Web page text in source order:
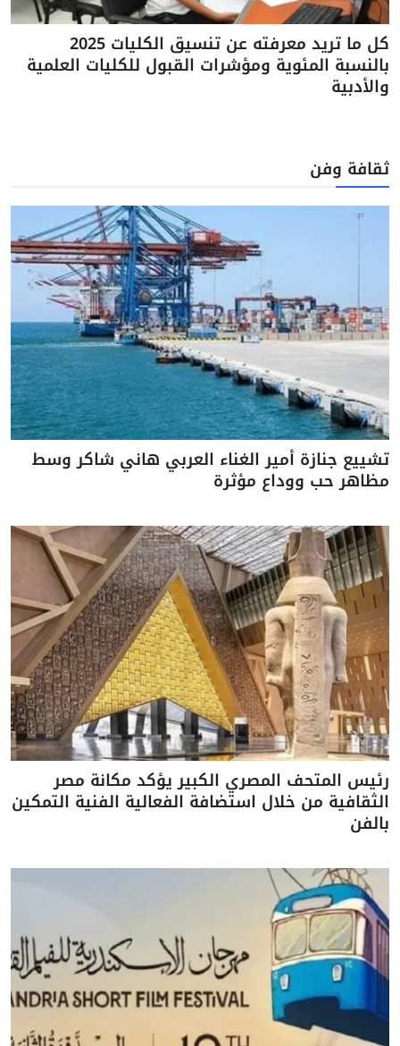
كل ما تريد معرفته عن تنسيق الكليات 2025
بالنسبة المئوية ومؤشرات القبول للكليات العلمية
والأدبية
ثقافة وفن
تشييع جنازة أمير الغناء العربي هاني شاكر وسط
مظاهر حب ووداع مؤثرة
رئيس المتحف المصري الكبير يؤكد مكانة مصر
الثقافية من خلال استضافة الفعالية الفنية التمكين
بالفن